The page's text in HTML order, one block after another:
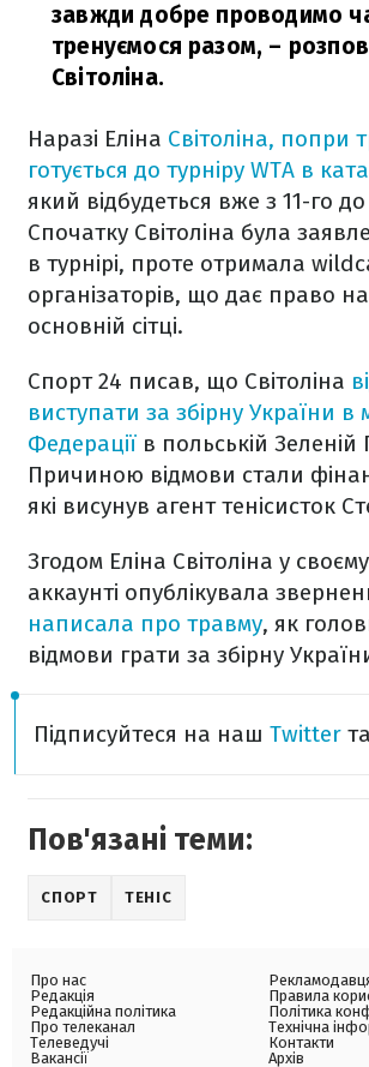
завжди добре проводимо
тренуємося разом, –
Світоліна.
Наразі Еліна Світоліна, попри
готується до турніру WTA в
який відбудеться вже з 11-го
Спочатку Світоліна була
в турнірі, проте отримала
організаторів, що дає право
основній сітці.
Спорт 24 писав, що Світоліна
виступати за збірну України в
Федерації в польській Зеленій
Причиною відмови стали
які висунув агент тенісисток
Згодом Еліна Світоліна у
аккаунті опублікувала
написала про травму, як
відмови грати за збірну
Підписуйтеся на наш Twitter та
Пов'язані теми:
СПОРТ ТЕНІС
Про нас
Редакція
Редакційна політика
Про телеканал
Телеведучі
Вакансії
Правила
Політика
Технічна
Контакти
Архів